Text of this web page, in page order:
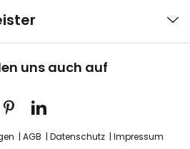
uns auch auf
AGB Datenschutz
Impressum